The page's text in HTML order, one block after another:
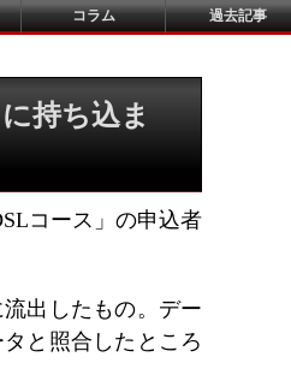
コラム 過去記事
持ち込ま
コース」の申込者
出したもの。デー
と照合したところ